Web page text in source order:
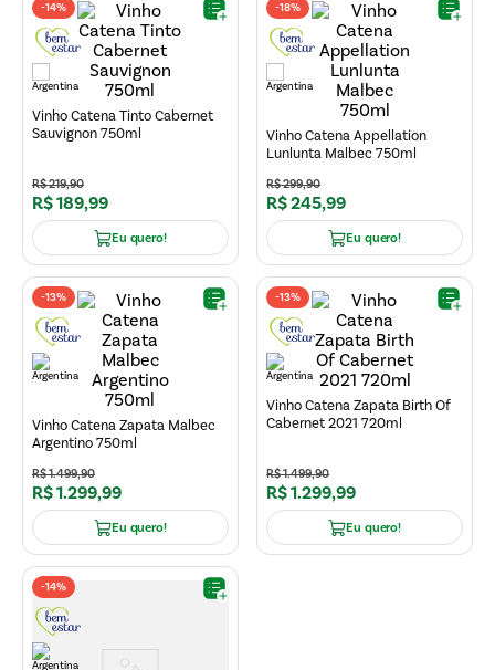
-14%
Vinho Catena Tinto Cabernet
Sauvignon 750ml
R$219,90
R$189,99
Eu quero!
-18%
Vinho Catena Appellation
Lunlunta Malbec 750ml
R$299,90
R$245,99
Eu quero!
-13%
Vinho Catena Zapata Malbec
Argentino 750ml
R$1.499,90
R$1.299,99
Eu quero!
-13%
Vinho Catena Zapata Birth Of
Cabernet 2021 720ml
R$1.499,90
R$1.299,99
Eu quero!
-14%